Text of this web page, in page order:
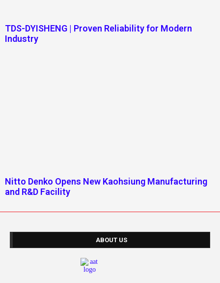
TDS-DYISHENG | Proven Reliability for Modern
Industry
Nitto Denko Opens New Kaohsiung Manufacturing
and R&D Facility
ABOUT US